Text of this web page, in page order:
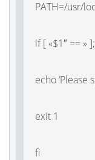
PATH=/usr/
if [ «$1″ == »
echo ‘Please
exit 1
fi